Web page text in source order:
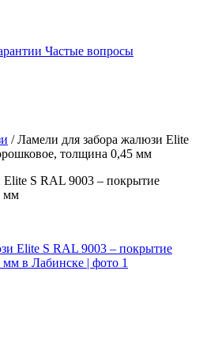
Частые вопросы
/Ламели для забора жалюзи Elite
толщина 0,45 мм
S RAL 9003 – покрытие
мм